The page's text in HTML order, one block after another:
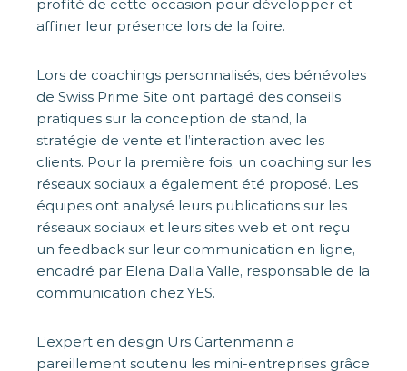
profité de cette occasion pour développer et
affiner leur présence lors de la foire.
Lors de coachings personnalisés, des bénévoles
de Swiss Prime Site ont partagé des conseils
pratiques sur la conception de stand, la
stratégie de vente et l’interaction avec les
clients. Pour la première fois, un coaching sur les
réseaux sociaux a également été proposé. Les
équipes ont analysé leurs publications sur les
réseaux sociaux et leurs sites web et ont reçu
un feedback sur leur communication en ligne,
encadré par Elena Dalla Valle, responsable de la
communication chez YES.
L’expert en design Urs Gartenmann a
pareillement soutenu les mini-entreprises grâce